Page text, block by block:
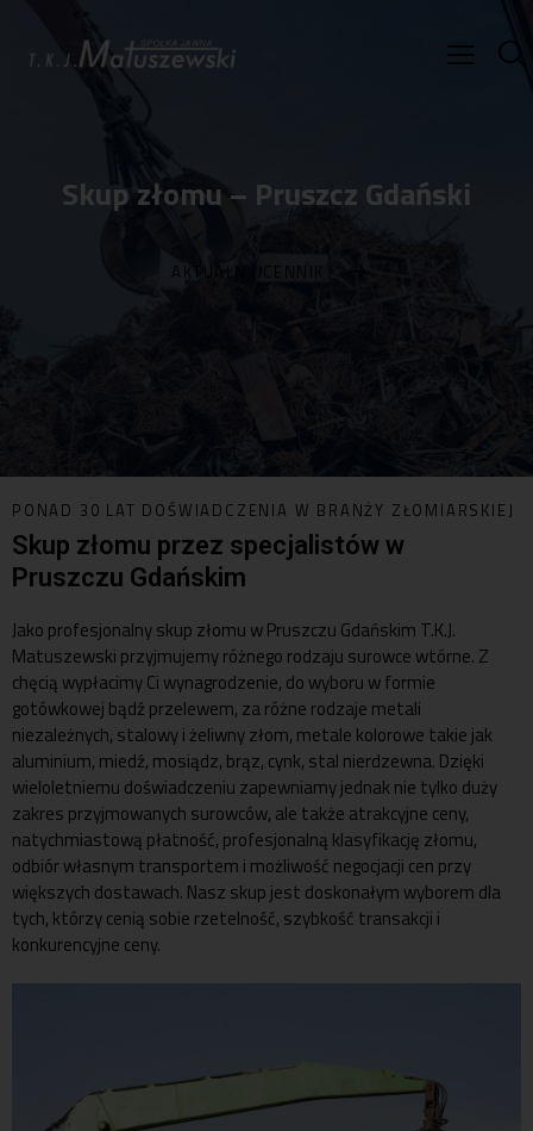
Skup złomu – Pruszcz Gdański
AKTUALNY CENNIK
PONAD 30 LAT DOŚWIADCZENIA W BRANŻY ZŁOMIARSKIEJ
Skup złomu przez specjalistów w
Pruszczu Gdańskim
Jako profesjonalnyskup złomu w Pruszczu Gdańskim T.K.J.
Matuszewski przyjmujemy różnego rodzaju surowce wtórne. Z
chęcią wypłacimy Ci wynagrodzenie, do wyboru w formie
gotówkowej bądź przelewem, za różne rodzaje metali
niezależnych, stalowy i żeliwny złom, metale kolorowe takie jak
aluminium, miedź, mosiądz, brąz, cynk, stal nierdzewna. Dzięki
wieloletniemu doświadczeniu zapewniamy jednak nie tylko duży
zakres przyjmowanych surowców, ale także atrakcyjne ceny,
natychmiastową płatność, profesjonalną klasyfikację złomu,
odbiór własnym transportem i możliwość negocjacji cen przy
większych dostawach. Nasz skup jest doskonałym wyborem dla
tych, którzy cenią sobie rzetelność, szybkość transakcji i
konkurencyjne ceny.